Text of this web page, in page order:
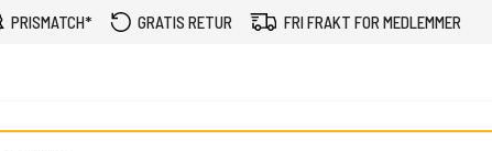
PRISMATCH* GRATIS RETUR FRI FRAKT FOR MEDLEMMER